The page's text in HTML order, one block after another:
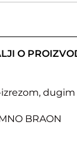
O
izrezom,
BRAON